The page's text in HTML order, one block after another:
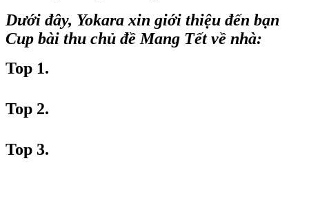
Dưới đây, Yokara xin giới thiệu đến bạn
Cup bài thu chủ đề Mang Tết về nhà:
Top 1.
Top 2.
Top 3.